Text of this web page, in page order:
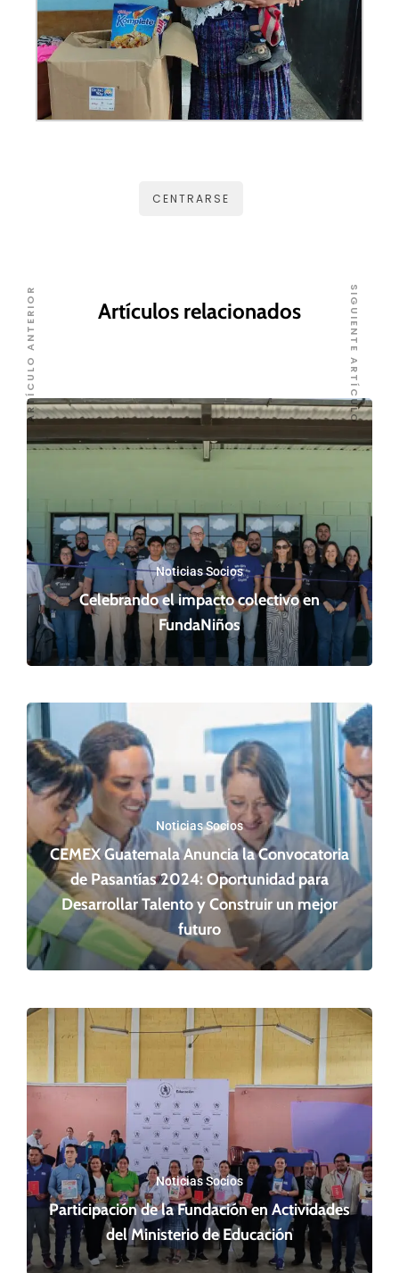
CENTRARSE
Artículos relacionados
Noticias Socios
Celebrando el impacto colectivo en
FundaNiños
Noticias Socios
CEMEX Guatemala Anuncia la Convocatoria
de Pasantías 2024: Oportunidad para
Desarrollar Talento y Construir un mejor
futuro
Noticias Socios
Participación de la Fundación en Actividades
del Ministerio de Educación
ARTÍCULO ANTERIOR SIGUIENTE ARTÍCULO